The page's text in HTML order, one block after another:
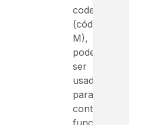
code
(código
M),
podem
ser
usadas
para
controlar